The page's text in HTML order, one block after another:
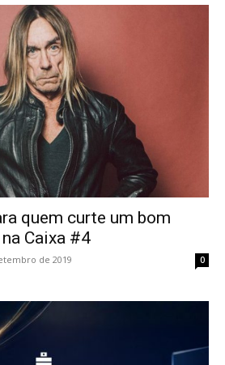
quem curte um bom
na Caixa #4
de 2019 0